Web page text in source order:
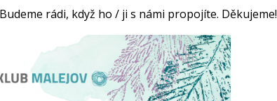
rádi, když ho / ji s námi propojíte. Děkujeme!